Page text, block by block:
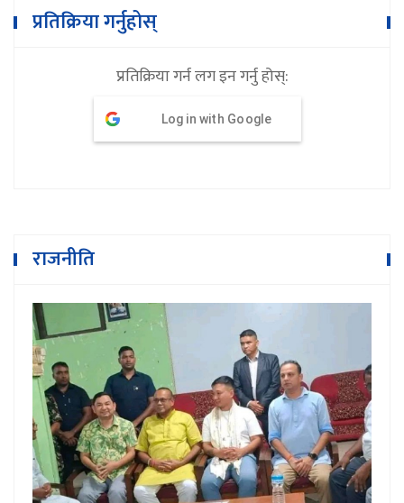
प्रतिक्रिया गर्नुहोस्
प्रतिक्रिया गर्न लग इन गर्नु होस्:
Log in with Google
राजनीति